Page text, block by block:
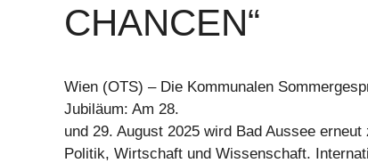
CHANCEN“
Wien (OTS) – Die Kommunalen
Jubiläum: Am 28.
und 29. August 2025 wird Bad Aussee
Politik, Wirtschaft und Wissenschaft.